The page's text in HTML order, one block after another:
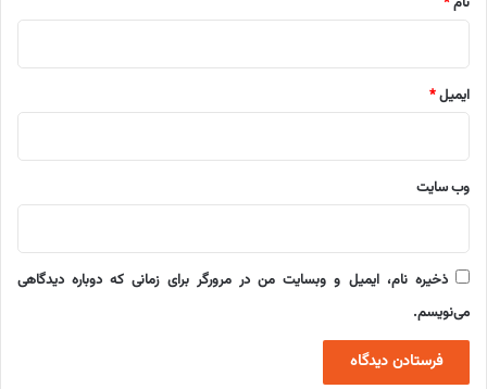
ایمیل*
وب‌ سایت
ذخیره نام، ایمیل و وبسایت من در مرورگر برای زمانی که دوباره دیدگاهی
می‌نویسم.